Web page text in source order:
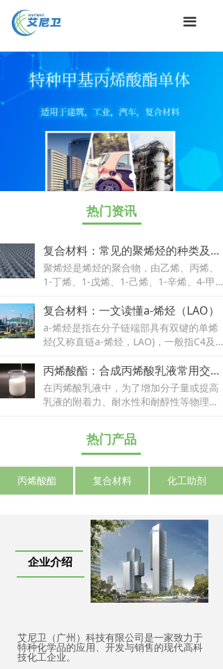
끀
复合材料：常见的聚烯烃的种类及应用
聚烯烃是烯烃的聚合物，由乙烯、丙烯、
1-丁烯、1-戊烯、1-己烯、1-辛烯、4-甲
合或共聚合而得到的一类热塑性树脂的总
称。
复合材料：一文读懂a-烯烃（LAO）
a-烯烃是指在分子链端部具有双键的单烯
烃(又称直链a-烯烃，LAO)，一般指C4及C
丙烯酸酯：合成丙烯酸乳液常用交联单体及特性
在丙烯酸乳液中，为了增加分子量或提高
乳液的附着力、耐水性和耐醇性等物理性
热门资讯
企业介绍
艾尼卫（广州）科技有限公司是一家致力于
特种化学品的应用、开发与销售的现代高科
技化工企业。
热门产品
丙烯酸酯 复合材料 化工助剂